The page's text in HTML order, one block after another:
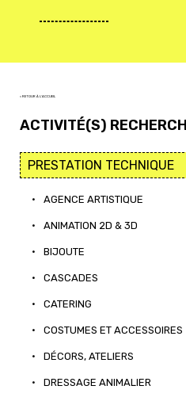
< RETOUR À L'ACCUEIL
ACTIVITÉ(S)
• AGENCE ARTISTIQUE
• ANIMATION 2D & 3D
• BIJOUTE
• CASCADES
• CATERING
• COSTUMES ET ACCESSOIRES
• DÉCORS, ATELIERS
• DRESSAGE ANIMALIER